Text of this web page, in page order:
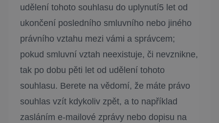
udělení tohoto souhlasu do uplynutí5 let od
ukončení posledního smluvního nebo jiného
právního vztahu mezi vámi a správcem;
pokud smluvní vztah neexistuje, či nevznikne,
tak po dobu pěti let od udělení tohoto
souhlasu. Berete na vědomí, že máte právo
souhlas vzít kdykoliv zpět, a to například
zasláním e-mailové zprávy nebo dopisu na